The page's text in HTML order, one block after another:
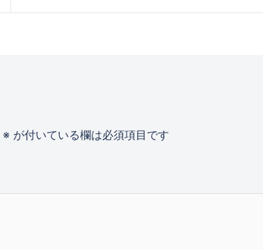
※ が付いている欄は必須項目です